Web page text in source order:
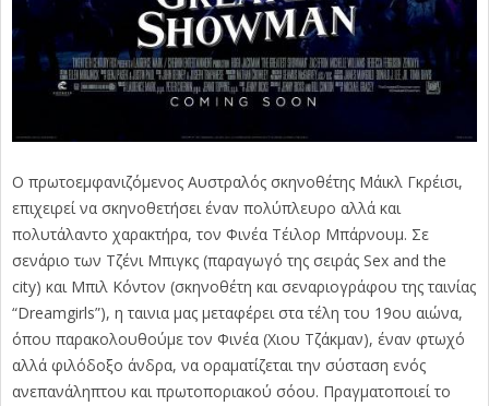
Ο πρωτοεμφανιζόμενος Αυστραλός σκηνοθέτης Μάικλ Γκρέισι,
επιχειρεί να σκηνοθετήσει έναν πολύπλευρο αλλά και
πολυτάλαντο χαρακτήρα, τον Φινέα Τέιλορ Μπάρνουμ. Σε
σενάριο των Τζένι Μπιγκς (παραγωγό της σειράς Sex and the
city) και Μπιλ Κόντον (σκηνοθέτη και σεναριογράφου της ταινίας
“Dreamgirls”), η ταινια μας μεταφέρει στα τέλη του 19ου αιώνα,
όπου παρακολουθούμε τον Φινέα (Χιου Τζάκμαν), έναν φτωχό
αλλά φιλόδοξο άνδρα, να οραματίζεται την σύσταση ενός
ανεπανάληπτου και πρωτοποριακού σόου. Πραγματοποιεί το